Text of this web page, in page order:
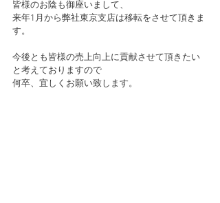
皆様のお陰も御座いまして、
来年1月から弊社東京支店は移転をさせて頂きま
す。
今後とも皆様の売上向上に貢献させて頂きたい
と考えておりますので
何卒、宜しくお願い致します。